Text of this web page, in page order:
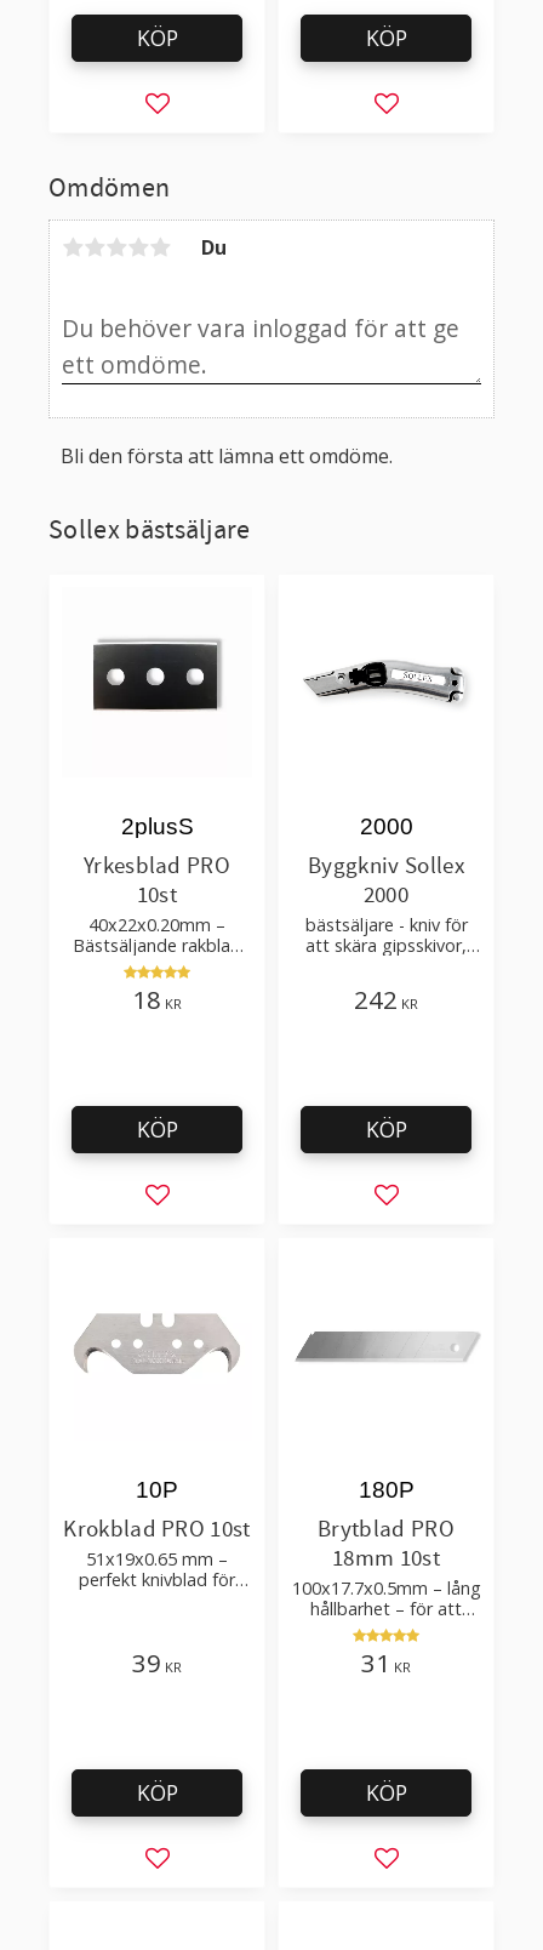
Omdömen
Du
Bli den första att lämna ett omdöme.
Lägg till i favoriter
KÖP
Lägg till i
KÖP
Sollex bästsäljare
Yrkesblad PRO
10st
40x22x0.20mm –
Bästsäljande rakblad
för att skära tapet, tyg,
filt, hobby bruk
2plusS
18 KR
Lägg till i favoriter
KÖP
Byggkniv Sollex
2000
bästsäljare - kniv för
att skära gipsskivor,
2000
242 KR
Lägg till i
KÖP
Krokblad PRO 10st
51x19x0.65 mm –
perfekt knivblad för
10P
39 KR
Lägg till i favoriter
KÖP
Brytblad PRO
18mm 10st
100x17.7x0.5mm – lång
hållbarhet – för att
skära kartong, tapet
och golvmaterial
180P
31 KR
Lägg till i
KÖP